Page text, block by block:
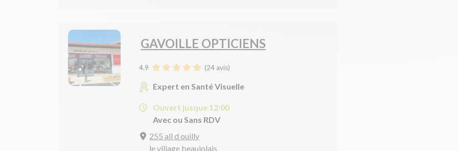
GAVOILLE OPTICIENS
4.9 (24 avis)
Expert en Santé Visuelle
Ouvert jusque 12:00
Avec ou Sans RDV
255 all d ouilly
le village beaujolais